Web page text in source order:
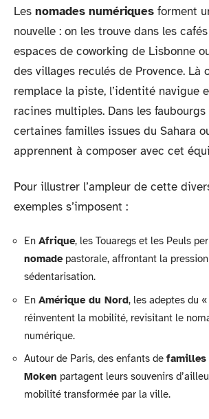
Les nomades numériques forment
nouvelle : on les trouve dans les
espaces de coworking de Lisbonne
des villages reculés de Provence. Là
remplace la piste, l’identité navigue
racines multiples. Dans les faubourgs
certaines familles issues du Sahara
apprennent à composer avec cet
Pour illustrer l’ampleur de cette
exemples s’imposent :
En Afrique, les Touaregs et les Peuls
nomadepastorale, affrontant la
sédentarisation.
En Amérique du Nord, les adeptes du
réinventent la mobilité, revisitant le
numérique.
Autour de Paris, des enfants de familles
Moken partagent leurs souvenirs
mobilité transformée par la ville.